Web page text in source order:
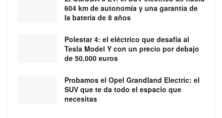
604 km de autonomía y una garantía de
la batería de 8 años
Polestar 4: el eléctrico que desafía al
Tesla Model Y con un precio por debajo
de 50.000 euros
Probamos el Opel Grandland Electric: el
SUV que te da todo el espacio que
necesitas